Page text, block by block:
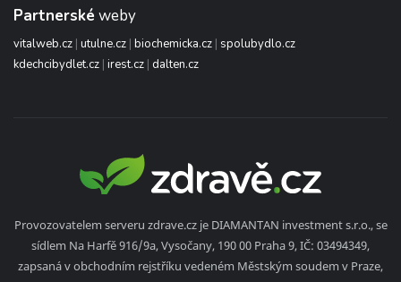
Partnerské weby
vitalweb.cz | utulne.cz | biochemicka.cz | spolubydlo.cz
kdechcibydlet.cz | irest.cz | dalten.cz
Provozovatelem serveru zdrave.cz je DIAMANTAN investment s.r.o., se
sídlem Na Harfě 916/9a, Vysočany, 190 00 Praha 9, IČ: 03494349,
zapsaná v obchodním rejstříku vedeném Městským soudem v Praze,